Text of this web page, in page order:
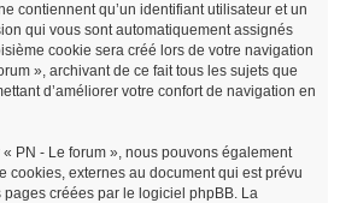
contiennent qu’un identifiant utilisateur et un
qui vous sont automatiquement assignés
cookie sera créé lors de votre navigation
», archivant de ce fait tous les sujets que
d’améliorer votre confort de navigation en
PN - Le forum », nous pouvons également
cookies, externes au document qui est prévu
créées par le logiciel phpBB. La